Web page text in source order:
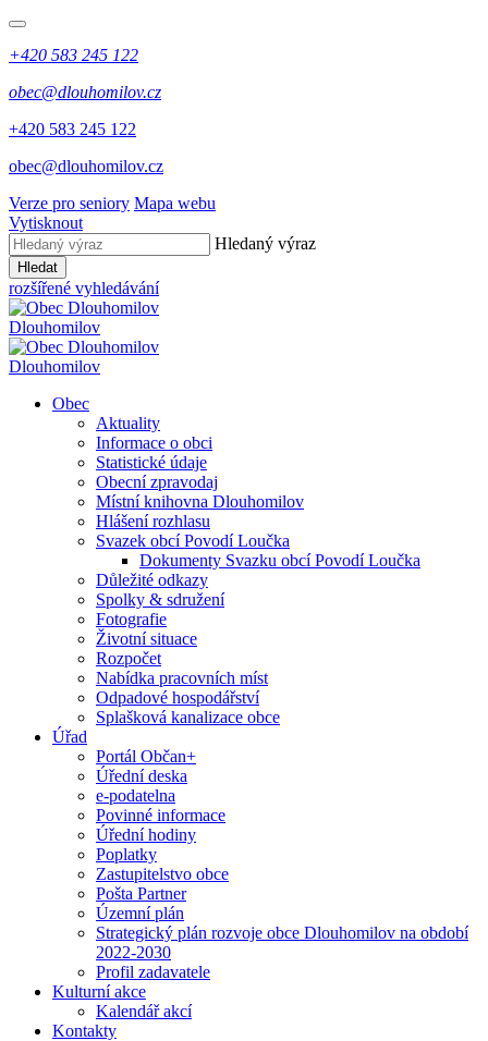
+420 583 245 122
obec@dlouhomilov.cz
+420 583 245 122
obec@dlouhomilov.cz
Verze pro seniory Mapa webu
Vytisknout
Hledaný výraz
Hledat
rozšířené vyhledávání
Dlouhomilov
Dlouhomilov
Obec
Aktuality
Informace o obci
Statistické údaje
Obecní zpravodaj
Místní knihovna Dlouhomilov
Hlášení rozhlasu
Svazek obcí Povodí Loučka
Dokumenty Svazku obcí Povodí Loučka
Důležité odkazy
Spolky & sdružení
Fotografie
Životní situace
Rozpočet
Nabídka pracovních míst
Odpadové hospodářství
Splašková kanalizace obce
Úřad
Portál Občan+
Úřední deska
e-podatelna
Povinné informace
Úřední hodiny
Poplatky
Zastupitelstvo obce
Pošta Partner
Územní plán
Strategický plán rozvoje obce Dlouhomilov na období
2022-2030
Profil zadavatele
Kulturní akce
Kalendář akcí
Kontakty